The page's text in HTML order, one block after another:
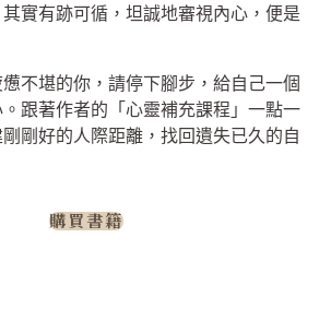
實有跡可循，坦誠地審視內心，便是
不堪的你，請停下腳步，給自己一個
跟著作者的「心靈補充課程」一點一
剛好的人際距離，找回遺失已久的自
購買書籍